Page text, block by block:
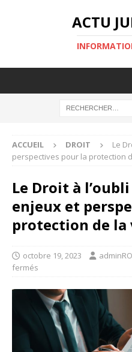
ACTU
ACCUEIL DROIT
Le
perspectives pour la protection
Le Droit à
enjeux et
protection de la
octobre 19, 2023
fermés